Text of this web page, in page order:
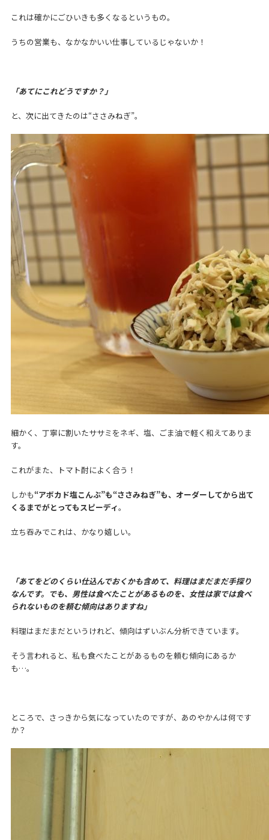
これは確かにごひいきも多くなるというもの。
うちの営業も、なかなかいい仕事しているじゃないか！
「あてにこれどうですか？」
と、次に出てきたのは“ささみねぎ”。
細かく、丁寧に割いたササミをネギ、塩、ごま油で軽く和えてありま
す。
これがまた、トマト酎によく合う！
しかも“アボカド塩こんぶ”も“ささみねぎ”も、オーダーしてから出て
くるまでがとってもスピーディ。
立ち吞みでこれは、かなり嬉しい。
「あてをどのくらい仕込んでおくかも含めて、料理はまだまだ手探り
なんです。でも、男性は食べたことがあるものを、女性は家では食べ
られないものを頼む傾向はありますね」
料理はまだまだというけれど、傾向はずいぶん分析できています。
そう言われると、私も食べたことがあるものを頼む傾向にあるか
も…。
ところで、さっきから気になっていたのですが、あのやかんは何です
か？